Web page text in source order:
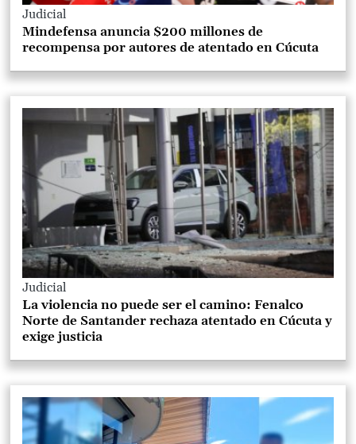
Judicial
Mindefensa anuncia $200 millones de
recompensa por autores de atentado en Cúcuta
Judicial
La violencia no puede ser el camino: Fenalco
Norte de Santander rechaza atentado en Cúcuta y
exige justicia